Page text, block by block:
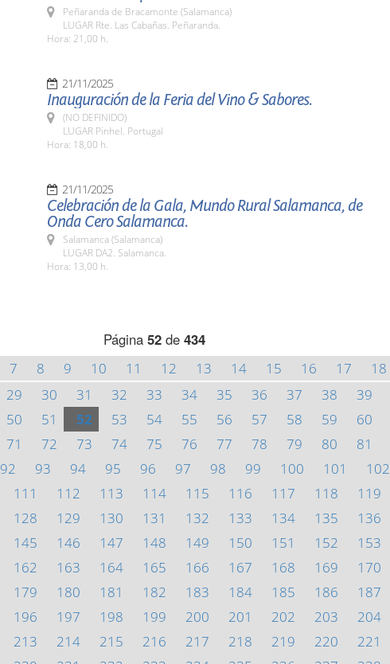
Peñaranda de Bracamonte (Salamanca)
LUGAR Rte. Las Cabañas. Peñaranda.
Hora: 21,00 h.
21/11/2025
Inauguración de la Feria del Vino & Sabores.
(NO DEFINIDO)
LUGAR Pinhel. Portugal
Hora: 18,00 h.
21/11/2025
Celebración de la Gala, Mundo Rural Salamanca, de
Onda Cero Salamanca.
Salamanca (Salamanca)
LUGAR DA2. Salamanca.
Hora: 13,00 h.
Página 52 de 434
7 8 9 10 11 12 13 14 15 16 17 18
29 30 31 32 33 34 35 36 37 38 39
50 51 52 53 54 55 56 57 58 59 60
71 72 73 74 75 76 77 78 79 80 81
92 93 94 95 96 97 98 99 100 101 102
111 112 113 114 115 116 117 118 119
128 129 130 131 132 133 134 135 136
145 146 147 148 149 150 151 152 153
162 163 164 165 166 167 168 169 170
179 180 181 182 183 184 185 186 187
196 197 198 199 200 201 202 203 204
213 214 215 216 217 218 219 220 221